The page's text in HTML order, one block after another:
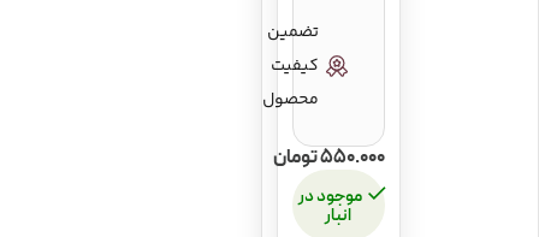
تضمین
کیفیت
محصول
550.000تومان
موجود در
انبار